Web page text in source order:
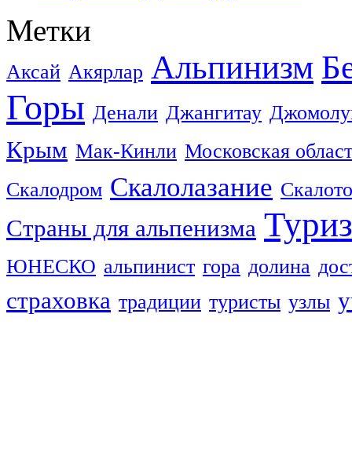
Метки
Аксай Акярлар Альпинизм
Горы Денали Джангитау
Крым Мак-Кинли Московская
Скалодром Скалолазание
Страны для альпенизма
ЮНЕСКО альпинист гора долина
страховка традиции туристы узлы